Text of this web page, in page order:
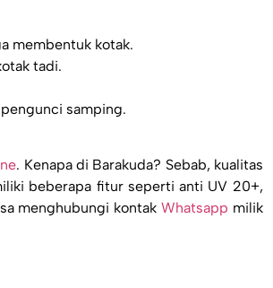
membentuk kotak.
tadi.
samping.
. Kenapa di Barakuda? Sebab, kualitas
beberapa fitur seperti anti UV 20+,
menghubungi kontakWhatsapp milik